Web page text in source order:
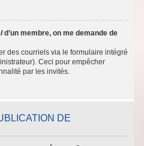
d’un membre, on me demande de
des courriels via le formulaire intégré
Ceci pour empêcher
par les invités.
DE